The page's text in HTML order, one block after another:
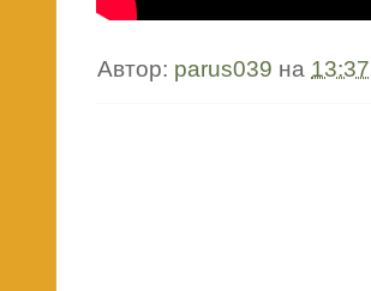
Автор: parus039 на 13:37